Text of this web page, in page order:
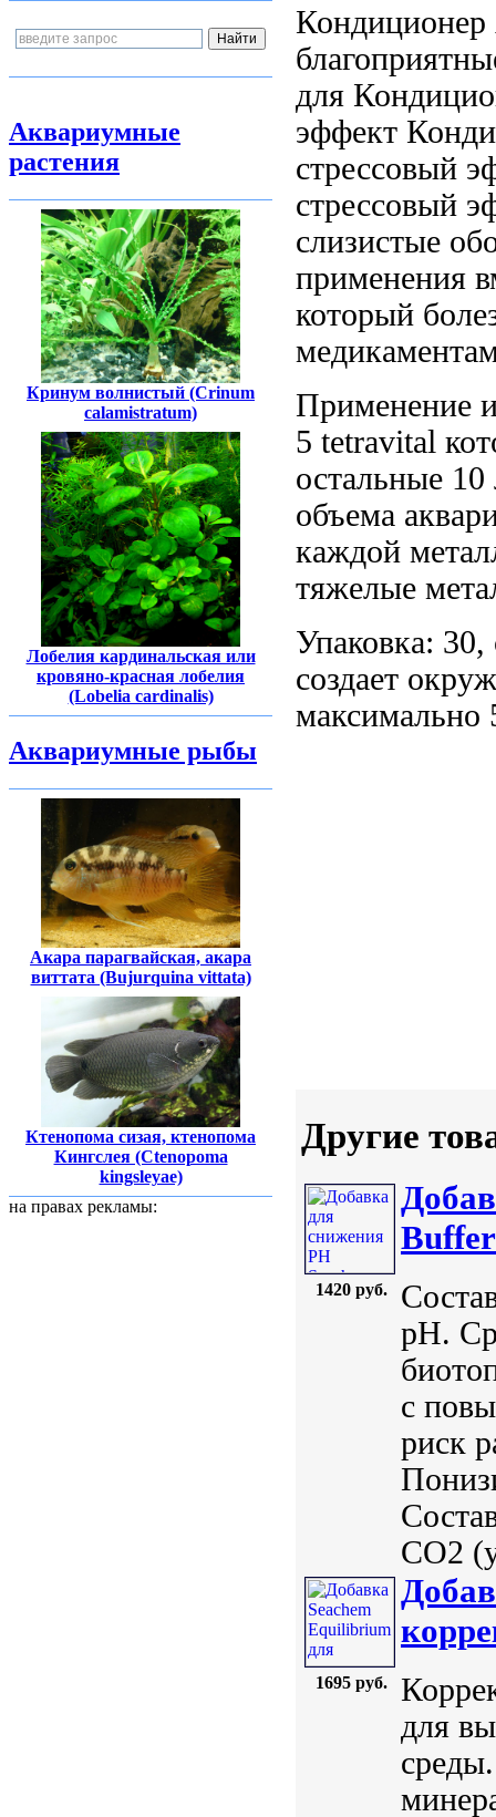
Аквариумные
растения
Кринум волнистый (Crinum
calamistratum)
Лобелия кардинальская или
кровяно-красная лобелия
(Lobelia cardinalis)
Аквариумные рыбы
Акара парагвайская, акара
виттата (Bujurquina vittata)
Ктенопома сизая, ктенопома
Кингслея (Ctenopoma
kingsleyae)
на правах рекламы:
для
эффект
стрессовый
стрессовый
слизистые
применения
который
Применение
5 tetravital
остальные 10
объема
каждой
тяжелые
Упаковка: 30,
создает
максимально
Другие
1420 руб.
pH.
с
риск
CO2
1695 руб.
для